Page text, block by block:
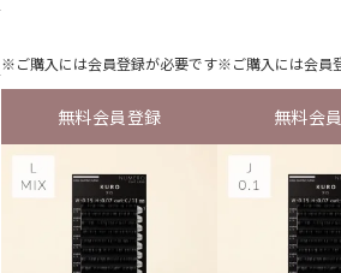
※ご購入には会員登録が必要です
無料会員登録
※ご購入には会員
無料会